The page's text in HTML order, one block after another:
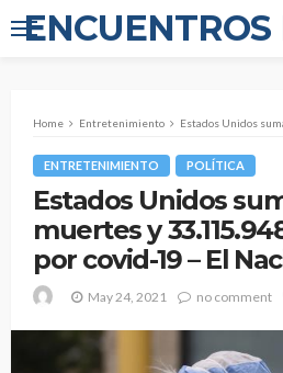
ENCUENTROS
Home Entretenimiento Estados Unidos suma 589.883
ENTRETENIMIENTO POLÍTICA
Estados Unidos
muertes y
por covid-19 – El
May 24, 2021 no comment